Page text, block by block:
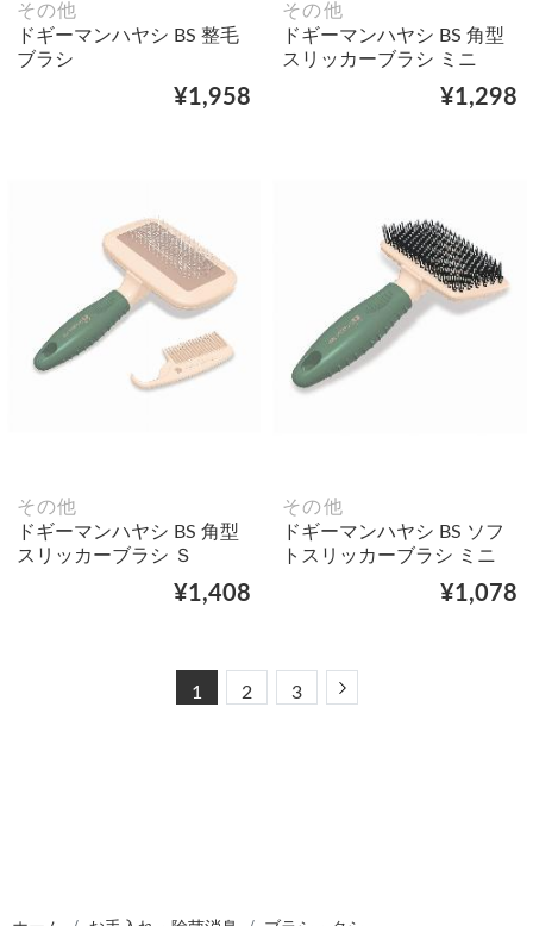
その他
ドギーマンハヤシ BS 整毛
ブラシ
¥1,958
その他
ドギーマンハヤシ BS 角型
スリッカーブラシ ミニ
¥1,298
その他
ドギーマンハヤシ BS 角型
スリッカーブラシ Ｓ
¥1,408
その他
ドギーマンハヤシ BS ソフ
トスリッカーブラシ ミニ
¥1,078
1 2 3 Next